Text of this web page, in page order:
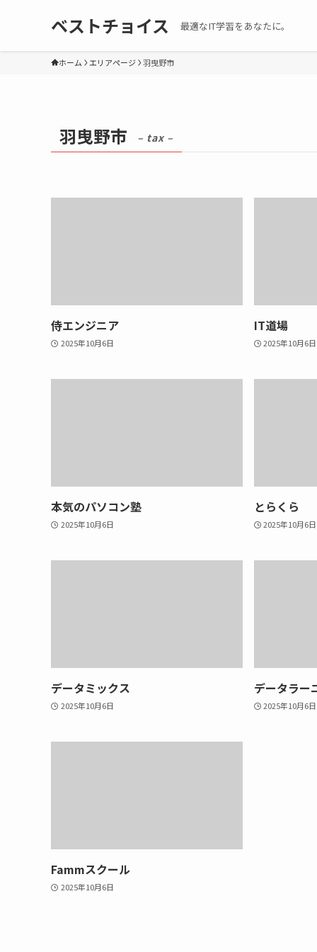
ベストチョイス 最適なIT学習をあなたに。
ホーム エリアページ 羽曳野市
羽曳野市 – tax –
侍エンジニア
2025年10月6日
IT道場
2025年10月6日
本気のパソコン塾
2025年10月6日
とらくら
2025年10月6日
データミックス
2025年10月6日
データラー
2025年10月6日
Fammスクール
2025年10月6日